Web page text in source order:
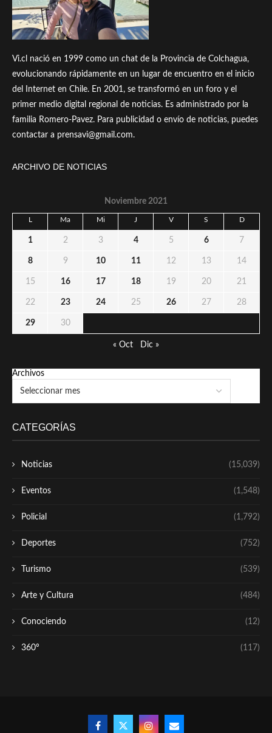
Vi.cl nació en 1999 como un chat de la Provincia de Colchagua,
evolucionando rápidamente en un lugar de encuentro en el inicio
del Internet en Chile. En 2001, se transformó en un foro y el
primer medio digital regional de noticias. Es administrado por la
familia Romero-Pavez. Para publicidad o envío de noticias, puedes
contactar a prensavi@gmail.com.
ARCHIVO DE NOTICIAS
Noviembre 2021
L Ma Mi J V S D
1 2 3 4 5 6 7
8 9 10 11 12 13 14
15 16 17 18 19 20 21
22 23 24 25 26 27 28
29 30
« Oct Dic »
Archivos
CATEGORÍAS
Noticias (15,039)
Eventos (1,548)
Policial (1,792)
Deportes (752)
Turismo (539)
Arte y Cultura (484)
Conociendo (12)
360º (117)